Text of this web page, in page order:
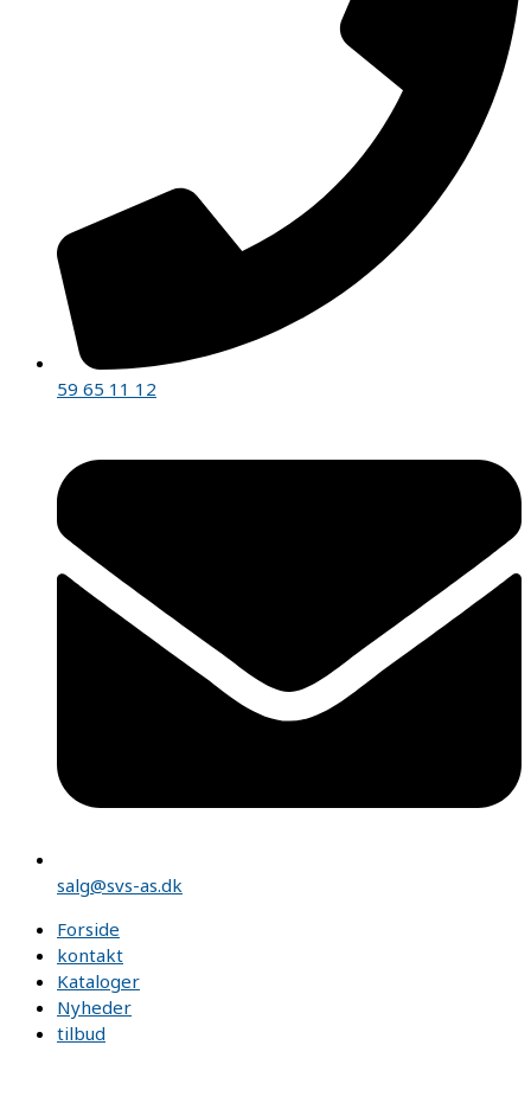
59 65 11 12
salg@svs-as.dk
Forside
kontakt
Kataloger
Nyheder
tilbud